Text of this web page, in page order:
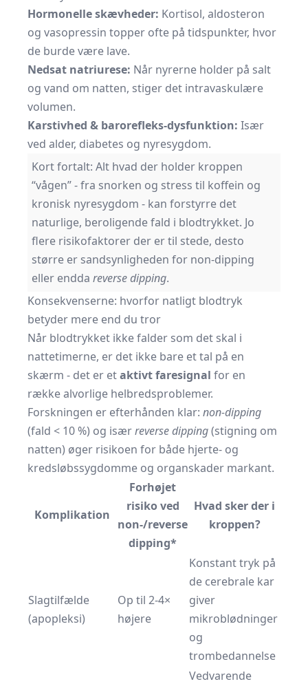
Hormonelle skævheder: Kortisol, aldosteron
og vasopressin topper ofte på tidspunkter, hvor
de burde være lave.
Nedsat natriurese: Når nyrerne holder på salt
og vand om natten, stiger det intravaskulære
volumen.
Karstivhed & barorefleks-dysfunktion: Især
ved alder, diabetes og nyresygdom.
Kort fortalt: Alt hvad der holder kroppen
“vågen” - fra snorken og stress til koffein og
kronisk nyresygdom - kan forstyrre det
naturlige, beroligende fald i blodtrykket. Jo
flere risikofaktorer der er til stede, desto
større er sandsynligheden for non-dipping
eller endda reverse dipping.
Konsekvenserne: hvorfor natligt blodtryk
betyder mere end du tror
Når blodtrykket ikke falder som det skal i
nattetimerne, er det ikke bare et tal på en
skærm - det er etaktivt faresignal for en
række alvorlige helbredsproblemer.
Forskningen er efterhånden klar: non-dipping
(fald < 10 %) og isærreverse dipping(stigning om
natten) øger risikoen for både hjerte- og
kredsløbssygdomme og organskader markant.
Komplikation
Forhøjet
risiko ved
non-/reverse
dipping*
Hvad sker der i
kroppen?
Slagtilfælde
(apopleksi)
Op til 2-4×
højere
Konstant tryk på
de cerebrale kar
giver
mikroblødninger
og
trombedannelse
Vedvarende